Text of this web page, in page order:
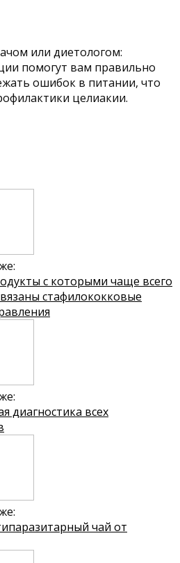
или диетологом:
помогут вам правильно
ошибок в питании, что
целиакии.
с которыми чаще всего
стафилококковые
диагностика всех
чай от